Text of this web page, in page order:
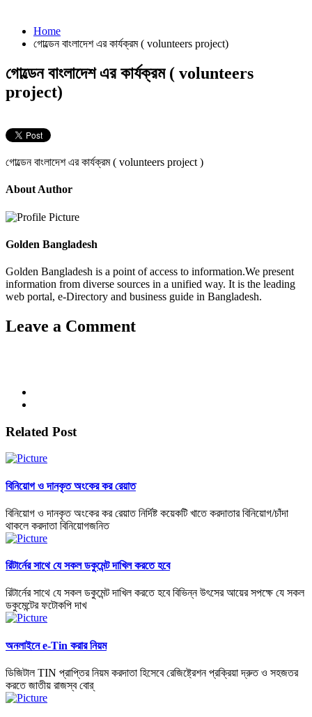
Home
গোল্ডেন বাংলাদেশ এর কার্যক্রম ( volunteers project)
গোল্ডেন বাংলাদেশ এর কার্যক্রম ( volunteers
project)
গোল্ডেন বাংলাদেশ এর কার্যক্রম ( volunteers project )
About Author
Golden Bangladesh
Golden Bangladesh is a point of access to information.We present
information from diverse sources in a unified way. It is the leading
web portal, e-Directory and business guide in Bangladesh.
Leave a Comment
Related Post
বিনিয়োগ ও দানকৃত অংকের কর রেয়াত
বিনিয়োগ ও দানকৃত অংকের কর রেয়াত নির্দিষ্ট কয়েকটি খাতে করদাতার বিনিয়োগ/চাঁদা
থাকলে করদাতা বিনিয়োগজনিত
রিটার্নের সাথে যে সকল ডকুমেন্ট দাখিল করতে হবে
রিটার্নের সাথে যে সকল ডকুমেন্ট দাখিল করতে হবে বিভিন্ন উৎসের আয়ের সপক্ষে যে সকল
ডকুমেন্টের ফটোকপি দাখ
অনলাইনে e-Tin করার নিয়ম
ডিজিটাল TIN প্রাপ্তির নিয়ম করদাতা হিসেবে রেজিষ্ট্রেশন প্রক্রিয়া দ্রুত ও সহজতর
করতে জাতীয় রাজস্ব বোর্